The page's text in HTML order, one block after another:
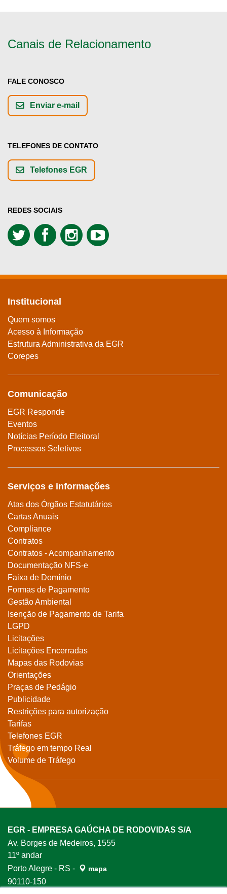
Canais de Relacionamento
FALE CONOSCO
Enviar e-mail
TELEFONES DE CONTATO
Telefones EGR
REDES SOCIAIS
Institucional
Quem somos
Acesso à Informação
Estrutura Administrativa da EGR
Corepes
Comunicação
EGR Responde
Eventos
Notícias Período Eleitoral
Processos Seletivos
Serviços e informações
Atas dos Órgãos Estatutários
Cartas Anuais
Compliance
Contratos
Contratos - Acompanhamento
Documentação NFS-e
Faixa de Domínio
Formas de Pagamento
Gestão Ambiental
Isenção de Pagamento de Tarifa
LGPD
Licitações
Licitações Encerradas
Mapas das Rodovias
Orientações
Praças de Pedágio
Publicidade
Restrições para autorização
Tarifas
Telefones EGR
Tráfego em tempo Real
Volume de Tráfego
EGR - EMPRESA GAÚCHA DE RODOVIDAS S/A
Av. Borges de Medeiros, 1555
11º andar
Porto Alegre - RS -
mapa
90110-150